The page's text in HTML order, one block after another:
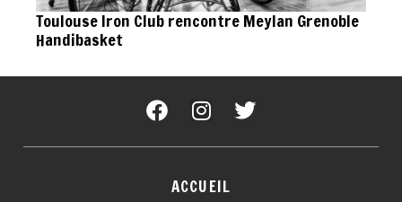
Toulouse Iron Club rencontre Meylan Grenoble
Handibasket
ACCUEIL